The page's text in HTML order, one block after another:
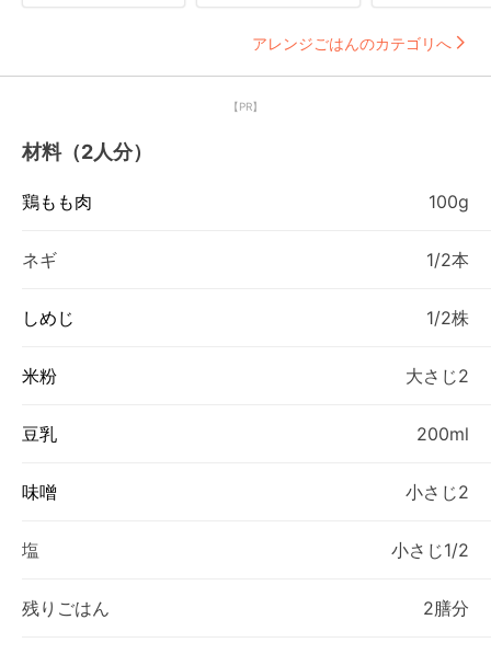
アレンジごはんのカテゴリへ
【PR】
材料（2人分）
鶏もも肉 100g
ネギ 1/2本
しめじ 1/2株
米粉 大さじ2
豆乳 200ml
味噌 小さじ2
塩 小さじ1/2
残りごはん 2膳分